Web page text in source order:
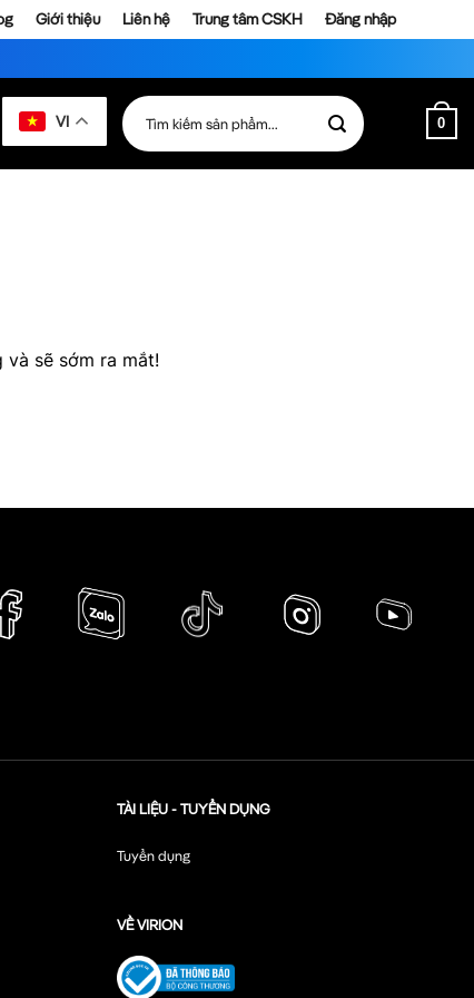
Giới thiệu Liên hệ Trung tâm CSKH
Đăng nhập
VI
Tìm
kiếm:
0
sẽ sớm ra mắt!
TÀI LIỆU - TUYỂN DỤNG
Tuyển dụng
VỀ VIRION